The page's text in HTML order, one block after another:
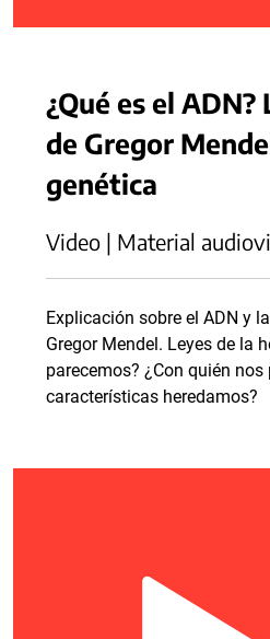
¿Qué es el
de Gregor
genética
Video | Material
Explicación sobre el ADN y
Gregor Mendel. Leyes de la
parecemos? ¿Con quién nos
características heredamos?